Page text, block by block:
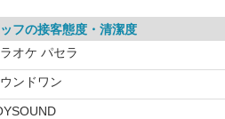
フの接客態度・清潔度
オケ パセラ
ンドワン